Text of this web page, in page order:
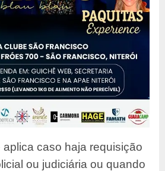
caso haja requisição
ou judiciária ou quando